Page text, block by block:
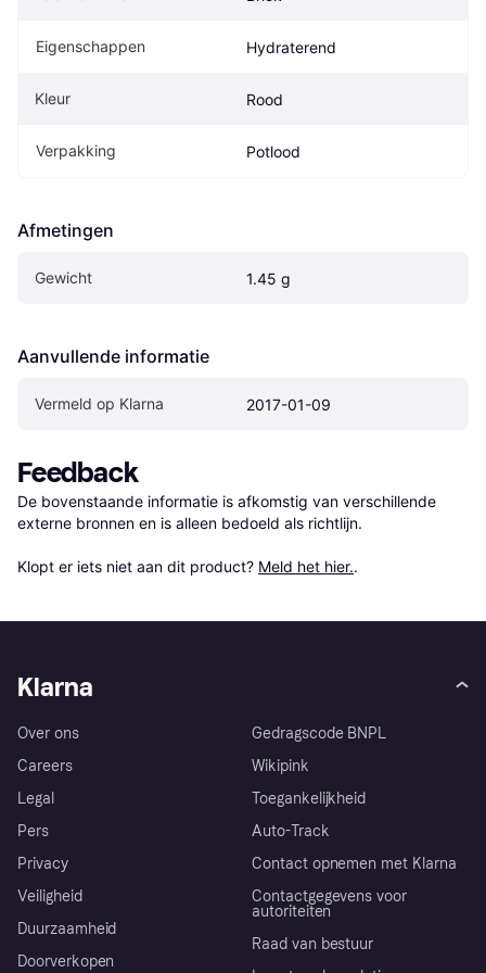
Eigenschappen Hydraterend
Kleur Rood
Verpakking Potlood
Afmetingen
Gewicht 1.45 g
Aanvullende informatie
Vermeld op Klarna 2017-01-09
Feedback
De bovenstaande informatie is afkomstig van verschillende
externe bronnen en is alleen bedoeld als richtlijn.
Klopt er iets niet aan dit product? Meld het hier..
Klarna
Over ons
Careers
Legal
Pers
Privacy
Veiligheid
Duurzaamheid
Doorverkopen
Gedragscode BNPL
Wikipink
Toegankelijkheid
Auto-Track
Contact opnemen met Klarna
Contactgegevens voor
autoriteiten
Raad van bestuur